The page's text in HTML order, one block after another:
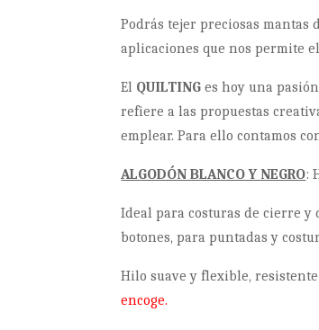
Podrás tejer preciosas mantas
aplicaciones que nos permite
El QUILTINGes hoy una
refiere a las propuestas
emplear. Para ello contamos
ALGODÓN BLANCO Y NEGRO:
Ideal para costuras de cierre y
botones, para puntadas y
Hilo suave y flexible,
encoge.